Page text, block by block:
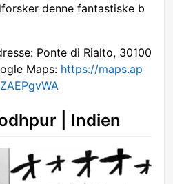
denne fantastiske b
Ponte di Rialto, 30100
Maps: https://maps.ap
| Indien